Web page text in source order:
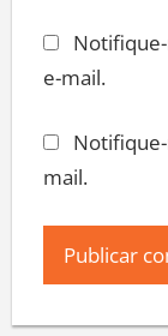
e-mail.
mail.